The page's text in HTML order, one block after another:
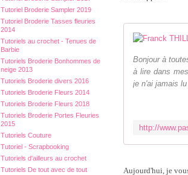
Tutoriel Broderie Sampler 2019
Tutoriel Broderie Tasses fleuries
2014
Tutoriels au crochet - Tenues de
Barbie
Tutoriels Broderie Bonhommes de
neige 2013
Tutoriels Broderie divers 2016
Tutoriels Broderie Fleurs 2014
Tutoriels Broderie Fleurs 2018
Tutoriels Broderie Portes Fleuries
2015
Tutoriels Couture
Tutoriel - Scrapbooking
Tutoriels d'ailleurs au crochet
Tutoriels De tout avec de tout
Bonjour à
à lire dans
je n'ai jamais lu
Aujourd'hui, je